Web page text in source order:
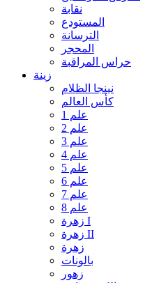
نقابة
المستودع
الترسانة
المحجر
حراس المراقبة
زينة
نينجا الظلام
كأس العالم
علم 1
علم 2
علم 3
علم 4
علم 5
علم 6
علم 7
علم 8
زهرة I
زهرة II
زهرة
بالونات
زهور